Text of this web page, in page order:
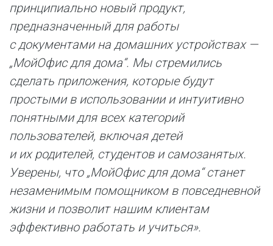
принципиально новый продукт,
предназначенный для работы
с документами на домашних устройствах —
„МойОфис для дома“. Мы стремились
сделать приложения, которые будут
простыми в использовании и интуитивно
понятными для всех категорий
пользователей, включая детей
и их родителей, студентов и самозанятых.
Уверены, что „МойОфис для дома“ станет
незаменимым помощником в повседневной
жизни и позволит нашим клиентам
эффективно работать и учиться».